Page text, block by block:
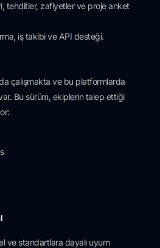
tehditler, zafiyetler ve proje anket
iş takibi ve API desteği.
çalışmakta ve bu platformlarda
Bu sürüm, ekiplerin talep ettiği
ve standartlara dayalı uyum